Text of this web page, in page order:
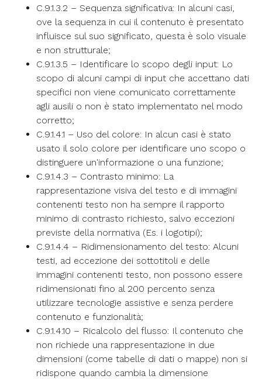
C.9.1.3.2 – Sequenza significativa: In alcuni casi,
ove la sequenza in cui il contenuto è presentato
influisce sul suo significato, questa è solo visuale
e non strutturale;
C.9.1.3.5 – Identificare lo scopo degli input: Lo
scopo di alcuni campi di input che accettano dati
specifici non viene comunicato correttamente
agli ausili o non è stato implementato nel modo
corretto;
C.9.1.4.1 – Uso del colore: In alcun casi è stato
usato il solo colore per identificare uno scopo o
distinguere un'informazione o una funzione;
C.9.1.4.3 – Contrasto minimo: La
rappresentazione visiva del testo e di immagini
contenenti testo non ha sempre il rapporto
minimo di contrasto richiesto, salvo eccezioni
previste della normativa (Es. i logotipi);
C.9.1.4.4 – Ridimensionamento del testo: Alcuni
testi, ad eccezione dei sottotitoli e delle
immagini contenenti testo, non possono essere
ridimensionati fino al 200 percento senza
utilizzare tecnologie assistive e senza perdere
contenuto e funzionalità;
C.9.1.4.10 – Ricalcolo del flusso: Il contenuto che
non richiede una rappresentazione in due
dimensioni (come tabelle di dati o mappe) non si
ridispone quando cambia la dimensione